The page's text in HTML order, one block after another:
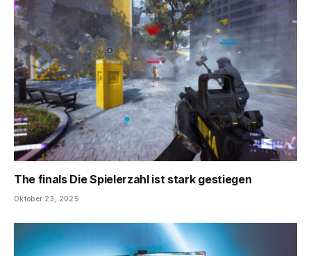
The finals Die Spielerzahl ist stark gestiegen
Oktober 23, 2025